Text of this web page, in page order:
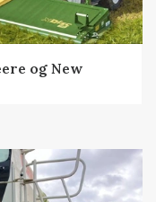
og New